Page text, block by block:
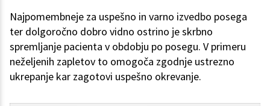
Najpomembneje za uspešno in varno izvedbo posega
ter dolgoročno dobro vidno ostrino je skrbno
spremljanje pacienta v obdobju po posegu. V primeru
neželjenih zapletov to omogoča zgodnje ustrezno
ukrepanje kar zagotovi uspešno okrevanje.